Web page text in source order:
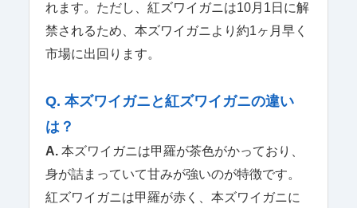
れます。ただし、紅ズワイガニは10月1日に解
禁されるため、本ズワイガニより約1ヶ月早く
市場に出回ります。
Q. 本ズワイガニと紅ズワイガニの違い
は？
A.本ズワイガニは甲羅が茶色がかっており、
身が詰まっていて甘みが強いのが特徴です。
紅ズワイガニは甲羅が赤く、本ズワイガニに